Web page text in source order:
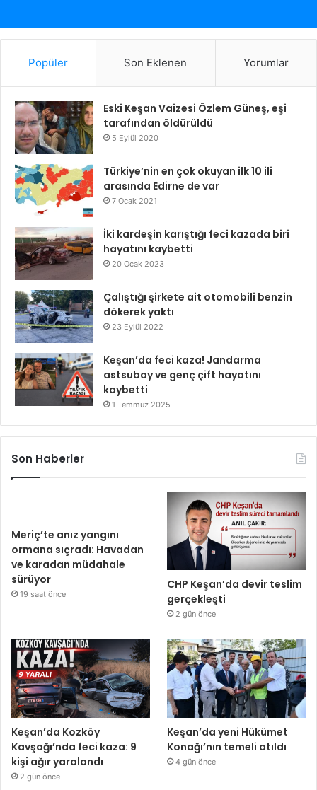
Popüler Son Eklenen Yorumlar
Eski Keşan Vaizesi Özlem Güneş, eşi
tarafından öldürüldü
5 Eylül 2020
Türkiye’nin en çok okuyan ilk 10 ili
arasında Edirne de var
7 Ocak 2021
İki kardeşin karıştığı feci kazada biri
hayatını kaybetti
20 Ocak 2023
Çalıştığı şirkete ait otomobili benzin
dökerek yaktı
23 Eylül 2022
Keşan’da feci kaza! Jandarma
astsubay ve genç çift hayatını
kaybetti
1 Temmuz 2025
Son Haberler
Meriç’te anız yangını
ormana sıçradı: Havadan
ve karadan müdahale
sürüyor
19 saat önce
CHP Keşan’da devir teslim
gerçekleşti
2 gün önce
Keşan’da Kozköy
Kavşağı’nda feci kaza: 9
kişi ağır yaralandı
2 gün önce
Keşan’da yeni Hükümet
Konağı’nın temeli atıldı
4 gün önce